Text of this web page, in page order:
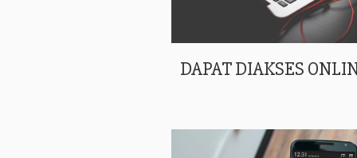
DAPAT DIAKSES